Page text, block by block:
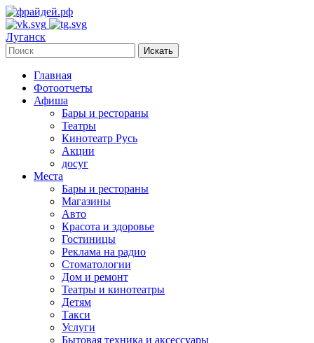
Луганск
Искать
Главная
Фотоотчеты
Афиша
Бары и рестораны
Театры
Кинотеатр Русь
Акции
досуг
Места
Бары и рестораны
Магазины
Авто
Красота и здоровье
Гостиницы
Реклама на радио
Стоматологии
Дом и ремонт
Театры и кинотеатры
Детям
Такси
Услуги
Бытовая техника и аксессуары